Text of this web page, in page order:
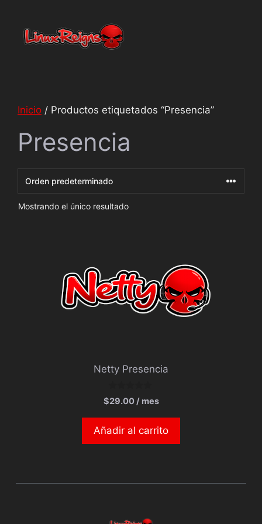
Inicio / Productos etiquetados “Presencia”
Presencia
Mostrando el único resultado
Netty Presencia
0
d
$29.00 / mes
Añadir al carrito